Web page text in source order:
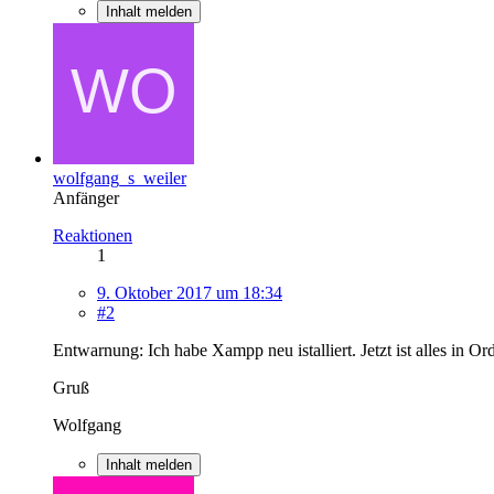
Inhalt melden
wolfgang_s_weiler
Anfänger
Reaktionen
1
9. Oktober 2017 um 18:34
#2
Entwarnung: Ich habe Xampp neu istalliert. Jetzt ist alles in
Gruß
Wolfgang
Inhalt melden